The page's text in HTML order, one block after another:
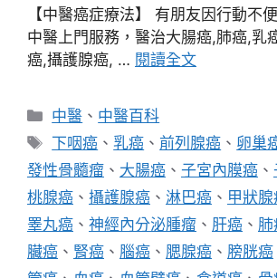
【中醫癌症療法】 有朋友因行動不
中醫上門服務，醫治大腸癌,肺癌,乳
癌,攝護腺癌, … 閱讀全文
分
類
中醫 、 中醫百科
標
籤
下咽癌 、 乳癌 、前列腺癌 、 卵巢
發性骨髓瘤 、 大腸癌 、 子宮內膜癌 、
桃腺癌 、 攝護腺癌 、 淋巴癌 、 甲狀腺
睪丸癌 、 神經內分泌腫瘤 、 肝癌 、 肺
臟癌 、 腎癌 、 腦癌 、 腮腺癌 、 膀胱癌